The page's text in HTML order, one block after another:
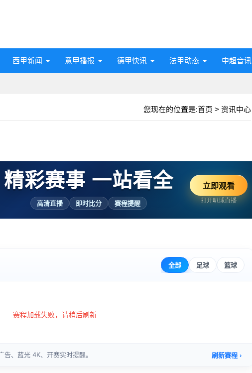
西甲新闻 意甲播报 德甲快讯 法甲动态 中超音讯
您现在的位置是:首页 > 资讯中心
精彩赛事 一站看全
高清直播 即时比分 赛程提醒
立即观看
打开叭球直播